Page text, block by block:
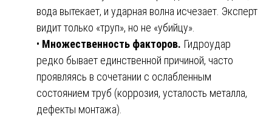
вода вытекает, и ударная волна исчезает. Эксперт
видит только «труп», но не «убийцу».
• Множественность факторов. Гидроудар
редко бывает единственной причиной, часто
проявляясь в сочетании с ослабленным
состоянием труб (коррозия, усталость металла,
дефекты монтажа).